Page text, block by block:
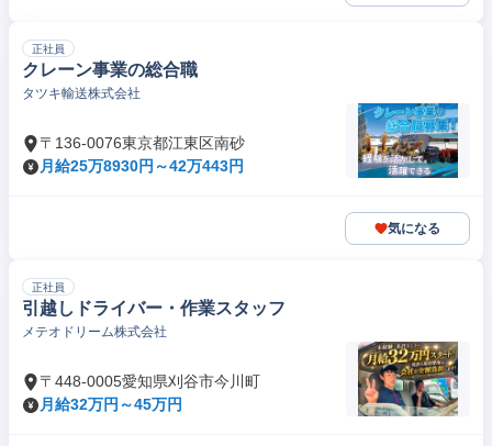
正社員
クレーン事業の総合職
タツキ輸送株式会社
〒136-0076東京都江東区南砂
月給25万8930円～42万443円
気になる
正社員
引越しドライバー・作業スタッフ
メテオドリーム株式会社
〒448-0005愛知県刈谷市今川町
月給32万円～45万円